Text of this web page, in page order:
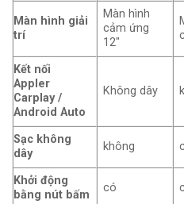
Màn hình giải
trí
Màn hình
cảm ứng
12″
Kết nối
Appler
Carplay /
Android Auto
Không dây
Sạc không
dây
không
Khởi động
bằng nút bấm
có